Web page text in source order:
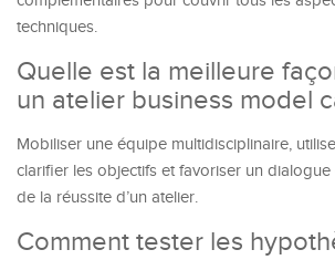
techniques.
Quelle est la meilleure
un atelier business model
Mobiliser une équipe multidisciplinaire,
clarifier les objectifs et favoriser un
de la réussite d’un atelier.
Comment tester les